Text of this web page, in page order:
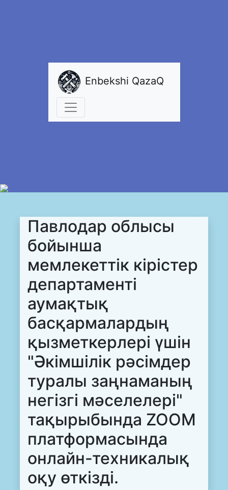
Enbekshi QazaQ
Павлодар облысы
бойынша
мемлекеттік кірістер
департаменті
аумақтық
басқармалардың
қызметкерлері үшін
"Әкімшілік рәсімдер
туралы заңнаманың
негізгі мәселелері"
тақырыбында ZOOM
платформасында
онлайн-техникалық
оқу өткізді.